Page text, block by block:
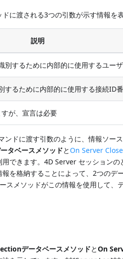
に渡される3つの引数が示す情報を
説明
別するために内部的に使用するユー
するために内部的に使用する接続ID
が、宣言は必要
ンドに渡す引数のように、情報ソー
タベースメソッドと On Server
できます。4D Server セッション
を格納することによって、2つの
スメソッドがこの情報を使用して
データベースメソッドとOn